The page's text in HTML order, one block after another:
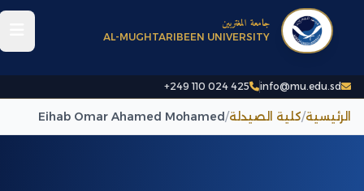
info@mu.edu.sd
+249 110 024 425
جامعة المغتربين
AL-MUGHTARIBEEN UNIVERSITY
الرئيسية/كلية الصيدلة/
Eihab Omar Ahamed Mohamed